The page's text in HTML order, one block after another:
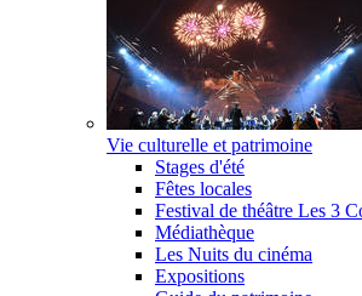
Vie culturelle et patrimoine
Stages d'été
Fêtes locales
Festival de théâtre Les 3
Médiathèque
Les Nuits du cinéma
Expositions